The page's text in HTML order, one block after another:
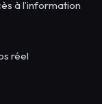
à l’information
réel